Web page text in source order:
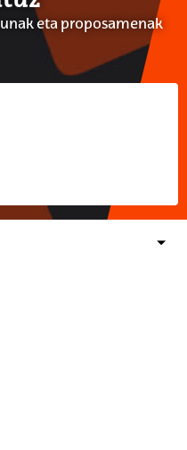
eta proposamenak